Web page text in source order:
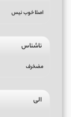
اصلا خوب نیس
ناشناس
مضخرف
الی